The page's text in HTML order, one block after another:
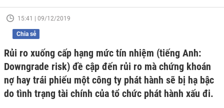
15:41 | 09/12/2019
Chia sẻ
Rủi ro xuống cấp hạng mức tín nhiệm (tiếng Anh:
Downgrade risk) đề cập đến rủi ro mà chứng khoán
nợ hay trái phiếu một công ty phát hành sẽ bị hạ bậc
do tình trạng tài chính của tổ chức phát hành xấu đi.